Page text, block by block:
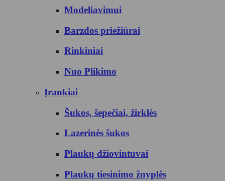
Modeliavimui
Barzdos priežiūrai
Rinkiniai
Nuo Plikimo
Įrankiai
Šukos, šepečiai, žirklės
Lazerinės šukos
Plaukų džiovintuvai
Plaukų tiesinimo žnyplės